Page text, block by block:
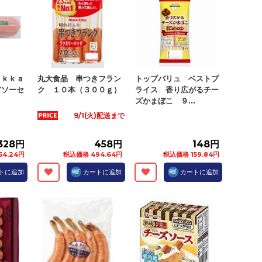
ｋａ
ーセ
円
円
に追加
丸大食品 串つきフラン
ク １０本（３００ｇ）
9/1(火)配送まで
458円
税込価格 494.64円
カートに追加
トップバリュ ベストプ
ライス 香り広がるチー
ズかまぼこ ９...
148円
税込価格 159.84円
カートに追加